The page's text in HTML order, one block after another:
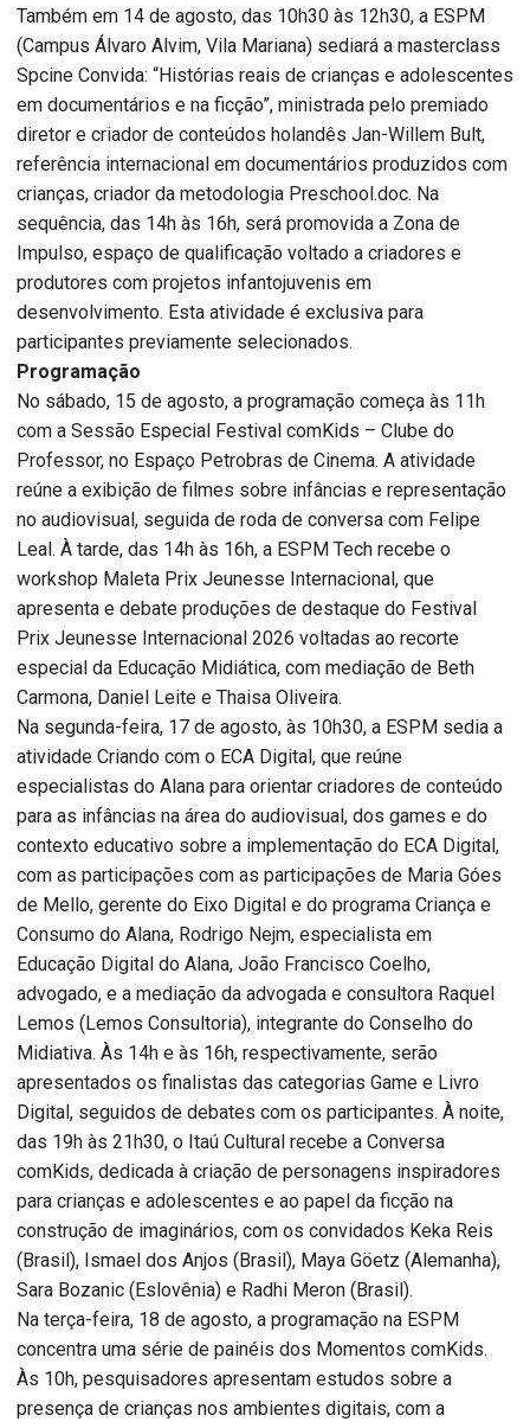
Também em 14 de agosto, das 10h30 às 12h30, a ESPM
(Campus Álvaro Alvim, Vila Mariana) sediará a masterclass
Spcine Convida: “Histórias reais de crianças e adolescentes
em documentários e na ficção”, ministrada pelo premiado
diretor e criador de conteúdos holandês Jan-Willem Bult,
referência internacional em documentários produzidos com
crianças, criador da metodologia Preschool.doc. Na
sequência, das 14h às 16h, será promovida a Zona de
Impulso, espaço de qualificação voltado a criadores e
produtores com projetos infantojuvenis em
desenvolvimento. Esta atividade é exclusiva para
participantes previamente selecionados.
Programação
No sábado, 15 de agosto, a programação começa às 11h
com a Sessão Especial Festival comKids – Clube do
Professor, no Espaço Petrobras de Cinema. A atividade
reúne a exibição de filmes sobre infâncias e representação
no audiovisual, seguida de roda de conversa com Felipe
Leal. À tarde, das 14h às 16h, a ESPM Tech recebe o
workshop Maleta Prix Jeunesse Internacional, que
apresenta e debate produções de destaque do Festival
Prix Jeunesse Internacional 2026 voltadas ao recorte
especial da Educação Midiática, com mediação de Beth
Carmona, Daniel Leite e Thaisa Oliveira.
Na segunda-feira, 17 de agosto, às 10h30, a ESPM sedia a
atividade Criando com o ECA Digital, que reúne
especialistas do Alana para orientar criadores de conteúdo
para as infâncias na área do audiovisual, dos games e do
contexto educativo sobre a implementação do ECA Digital,
com as participações com as participações de Maria Góes
de Mello, gerente do Eixo Digital e do programa Criança e
Consumo do Alana, Rodrigo Nejm, especialista em
Educação Digital do Alana, João Francisco Coelho,
advogado, e a mediação da advogada e consultora Raquel
Lemos (Lemos Consultoria), integrante do Conselho do
Midiativa. Às 14h e às 16h, respectivamente, serão
apresentados os finalistas das categorias Game e Livro
Digital, seguidos de debates com os participantes. À noite,
das 19h às 21h30, o Itaú Cultural recebe a Conversa
comKids, dedicada à criação de personagens inspiradores
para crianças e adolescentes e ao papel da ficção na
construção de imaginários, com os convidados Keka Reis
(Brasil), Ismael dos Anjos (Brasil), Maya Göetz (Alemanha),
Sara Bozanic (Eslovênia) e Radhi Meron (Brasil).
Na terça-feira, 18 de agosto, a programação na ESPM
concentra uma série de painéis dos Momentos comKids.
Às 10h, pesquisadores apresentam estudos sobre a
presença de crianças nos ambientes digitais, com a